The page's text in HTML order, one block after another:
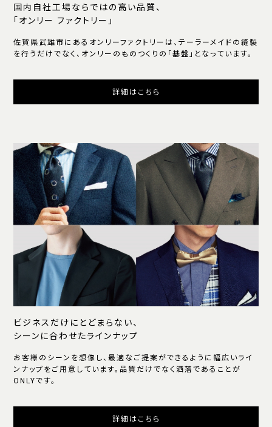
国内自社工場ならではの高い品質、
「オンリー ファクトリー」
佐賀県武雄市にあるオンリーファクトリーは、テーラーメイドの縫製
を行うだけでなく、オンリーのものつくりの「基盤」となっています。
詳細はこちら
ビジネスだけにとどまらない、
シーンに合わせたラインナップ
お客様のシーンを想像し、最適なご提案ができるように幅広いライ
ンナップをご用意しています。品質だけでなく洒落であることが
ONLYです。
詳細はこちら